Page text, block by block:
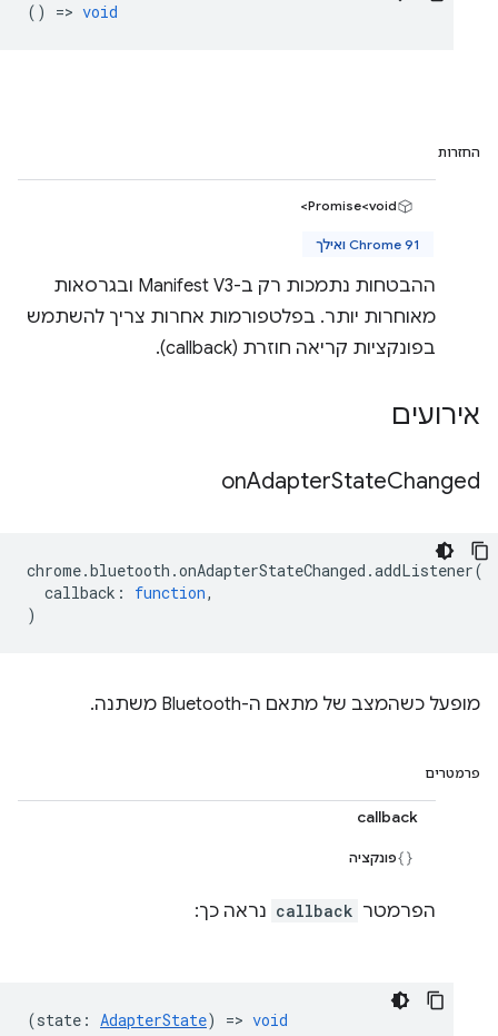
() => void
החזרות
Promise<void>
Chrome 91 ואילך
ההבטחות נתמכות רק ב-Manifest V3 ובגרסאות
מאוחרות יותר. בפלטפורמות אחרות צריך להשתמש
בפונקציות קריאה חוזרת (callback).
אירועים
onAdapterStateChanged
chrome.bluetooth .onAdapterStateChanged .addListener(
callback : function,
)
מופעל כשהמצב של מתאם ה-Bluetooth משתנה.
פרמטרים
callback
פונקציה
הפרמטר callback נראה כך:
(state : AdapterState) => void